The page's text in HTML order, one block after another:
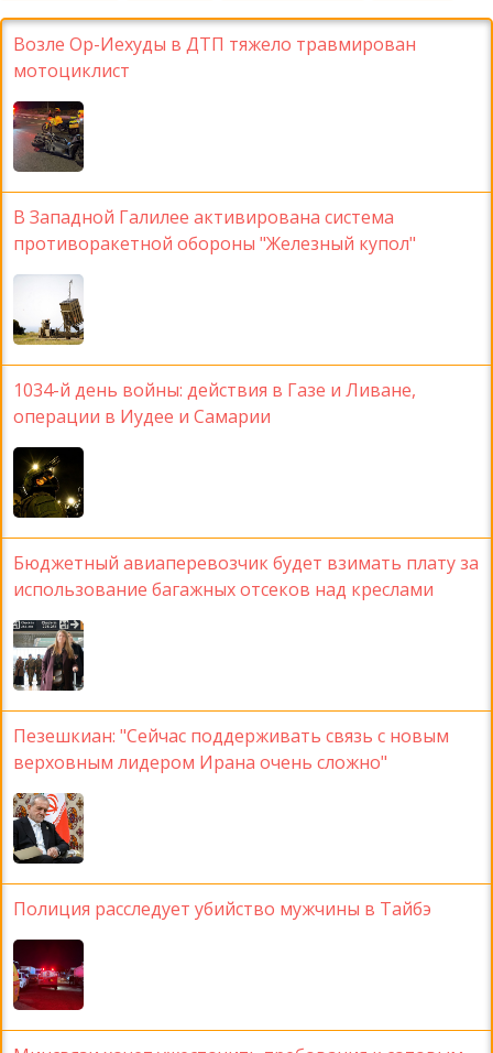
Возле Ор-Иехуды в ДТП тяжело травмирован
мотоциклист
В Западной Галилее активирована система
противоракетной обороны "Железный купол"
1034-й день войны: действия в Газе и Ливане,
операции в Иудее и Самарии
Бюджетный авиаперевозчик будет взимать плату за
использование багажных отсеков над креслами
Пезешкиан: "Сейчас поддерживать связь с новым
верховным лидером Ирана очень сложно"
Полиция расследует убийство мужчины в Тайбэ